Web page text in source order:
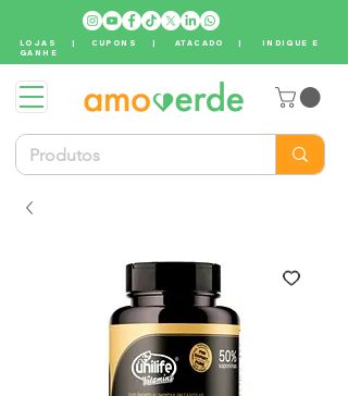
LOJAS | CUPONS |ATACADO | INDIQUE E
GANHE